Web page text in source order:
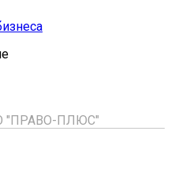
"ПРАВО-ПЛЮС"